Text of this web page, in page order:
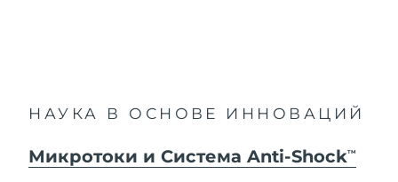
НАУКА В ОСНОВЕ ИННОВАЦИЙ
Микротоки и Система Anti-ShockTM
Ирландия
Ожидаемая дата доставки
Ожидаемая дата доставки